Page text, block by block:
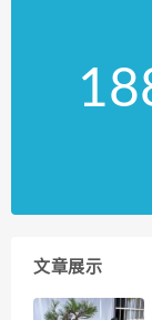
文章展示